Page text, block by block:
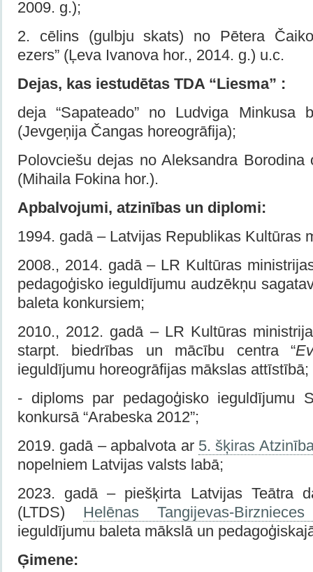
2009. g.);
2. cēlins (gulbju skats) no Pētera
ezers” (Ļeva Ivanova hor., 2014. g.) u.c.
Dejas, kas iestudētas TDA “Liesma” :
deja “Sapateado” no Ludviga Minkusa
(Jevgeņija Čangas horeogrāfija);
Polovciešu dejas no Aleksandra Borodina
(Mihaila Fokina hor.).
Apbalvojumi, atzinības un diplomi:
1994. gadā – Latvijas Republikas Kultūras
2008., 2014. gadā – LR Kultūras
pedagoģisko ieguldījumu audzēkņu
baleta konkursiem;
2010., 2012. gadā – LR Kultūras
starpt. biedrības un mācību centra “
ieguldījumu horeogrāfijas mākslas attīstībā;
- diploms par pedagoģisko ieguldījumu
konkursā “Arabeska 2012”;
2019. gadā – apbalvota ar 5. šķiras
nopelniem Latvijas valsts labā;
2023. gadā – piešķirta Latvijas Teātra
(LTDS) Helēnas Tangijevas-
ieguldījumu baleta mākslā un
Ģimene: